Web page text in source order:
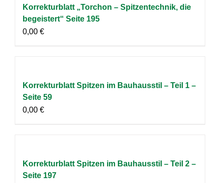
Korrekturblatt „Torchon – Spitzentechnik, die
begeistert“ Seite 195
0,00 €
Korrekturblatt Spitzen im Bauhausstil – Teil 1 –
Seite 59
0,00 €
Korrekturblatt Spitzen im Bauhausstil – Teil 2 –
Seite 197